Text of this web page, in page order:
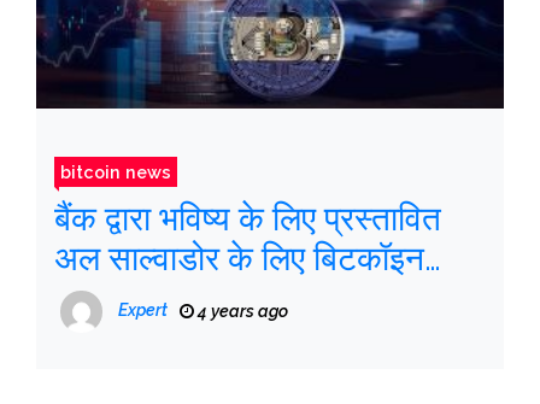
bitcoin news
बैंक द्वारा भविष्य के लिए प्रस्तावित
अल साल्वाडोर के लिए बिटकॉइन
निवेश योजना की कुंजी
Expert 4 years ago